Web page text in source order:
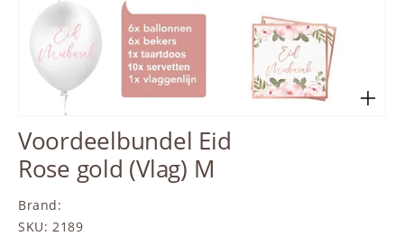
Voordeelbundel Eid
Rose gold (Vlag) M
Brand:
SKU: 2189